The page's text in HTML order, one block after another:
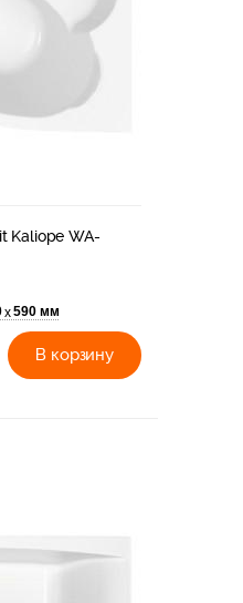
Kaliope WA-
х 590 мм
В корзину